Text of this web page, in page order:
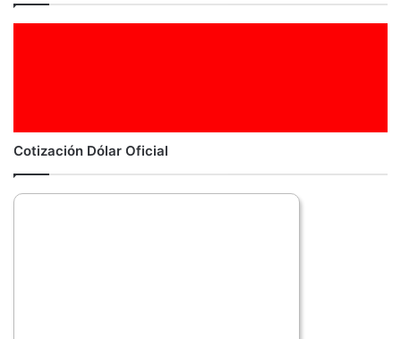
i
o
Cotización Dólar Oficial